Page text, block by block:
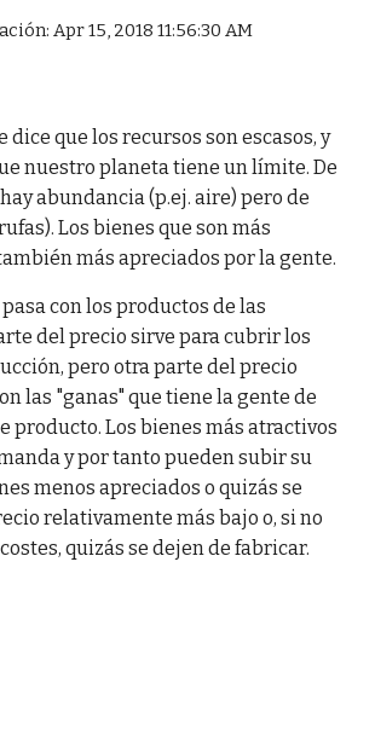
Apr 15, 2018 11:56:30 AM
dice que los recursos son escasos, y
nuestro planeta tiene un límite. De
abundancia (p.ej. aire) pero de
Los bienes que son más
más apreciados por la gente.
con los productos de las
del precio sirve para cubrir los
pero otra parte del precio
las "ganas" que tiene la gente de
producto. Los bienes más atractivos
y por tanto pueden subir su
menos apreciados o quizás se
relativamente más bajo o, si no
quizás se dejen de fabricar.